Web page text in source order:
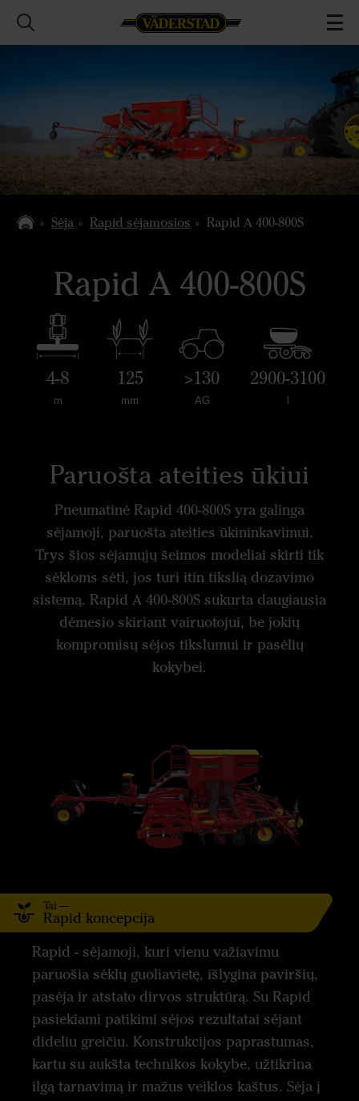
Sėja Rapid sėjamosios Rapid A 400-800S
Rapid A 400-800S
4-8
m
125
mm
>130
AG
2900-3100
Paruošta ateities ūkiui
Pneumatinė Rapid 400-800S yra galinga
sėjamoji, paruošta ateities ūkininkavimui.
Trys šios sėjamųjų šeimos modeliai skirti tik
sėkloms sėti, jos turi itin tikslią dozavimo
sistemą. Rapid A 400-800S sukurta daugiausia
dėmesio skiriant vairuotojui, be jokių
kompromisų sėjos tikslumui ir pasėlių
kokybei.
Tai —
Rapid koncepcija
Rapid - sėjamoji, kuri vienu važiavimu
paruošia sėklų guoliavietę, išlygina paviršių,
pasėja ir atstato dirvos struktūrą. Su Rapid
pasiekiami patikimi sėjos rezultatai sėjant
dideliu greičiu. Konstrukcijos paprastumas,
kartu su aukšta technikos kokybe, užtikrina
ilgą tarnavimą ir mažus veiklos kaštus. Sėja į